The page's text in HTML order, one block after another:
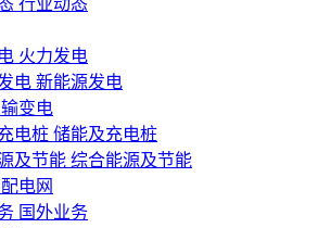
行业动态
火力发电
新能源发电
输变电
储能及充电桩
综合能源及节能
配电网
国外业务